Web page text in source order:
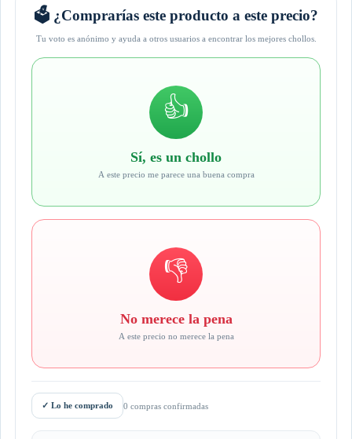
🗳️ ¿Comprarías este producto a este precio?
Tu voto es anónimo y ayuda a otros usuarios a encontrar los mejores chollos.
👍
Sí, es un chollo
A este precio me parece una buena compra
👎
No merece la pena
A este precio no merece la pena
✓ Lo he comprado 0 compras confirmadas